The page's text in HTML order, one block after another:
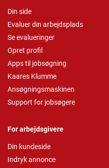
Din side
Evaluer din arbejdsplads
Se evalueringer
Opret profil
Apps til jobsøgning
Kaares Klumme
Ansøgningsmaskinen
Support for jobsøgere
For arbejdsgivere
Din kundeside
Indryk annonce